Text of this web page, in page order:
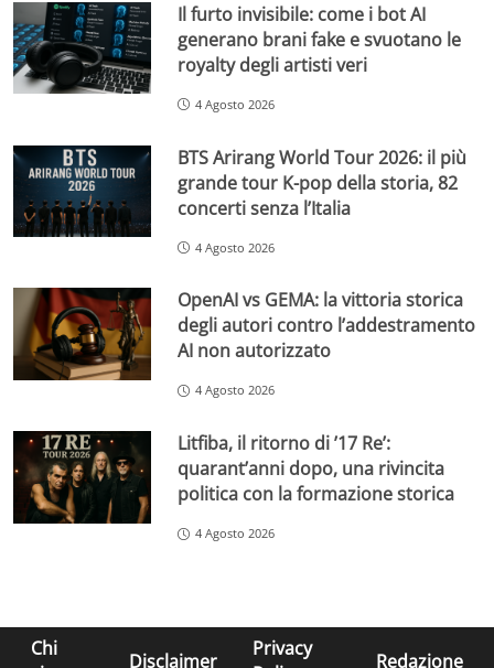
Il furto invisibile: come i bot AI
generano brani fake e svuotano le
royalty degli artisti veri
4 Agosto 2026
BTS Arirang World Tour 2026: il più
grande tour K-pop della storia, 82
concerti senza l’Italia
4 Agosto 2026
OpenAI vs GEMA: la vittoria storica
degli autori contro l’addestramento
AI non autorizzato
4 Agosto 2026
Litfiba, il ritorno di ’17 Re’:
quarant’anni dopo, una rivincita
politica con la formazione storica
4 Agosto 2026
Chi
Disclaimer
Privacy
Redazione